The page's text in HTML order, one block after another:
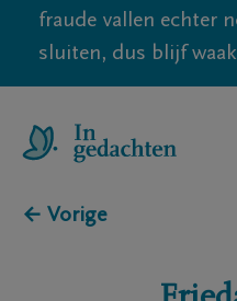
fraude vallen echter
sluiten, dus blijf
← Vorige